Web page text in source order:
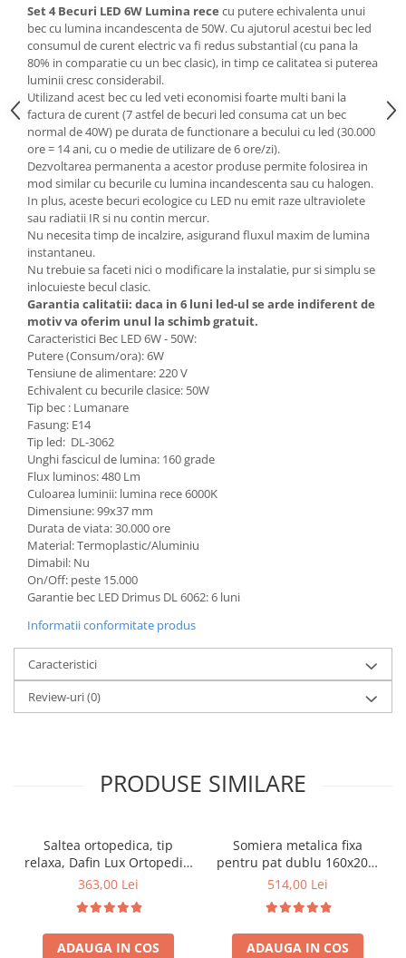
Mese gradinita
Scaune gradinita
Set mese si scaune gradinita
Mobilier copii
Mobila camera copii
Scaune birou pentru copii
Saltele patuturi copii
Paturi copii
Masa si scaune gradinita
Seturi comode living si dormitor
Set 4 Becuri LED 6W Lumina rece cu putere echivalenta unui
bec cu lumina incandescenta de 50W. Cu ajutorul acestui bec led
consumul de curent electric va fi redus substantial (cu pana la
80% in comparatie cu un bec clasic), in timp ce calitatea si puterea
luminii cresc considerabil.
Utilizand acest bec cu led veti economisi foarte multi bani la
factura de curent (7 astfel de becuri led consuma cat un bec
normal de 40W) pe durata de functionare a becului cu led (30.000
ore = 14 ani, cu o medie de utilizare de 6 ore/zi).
Dezvoltarea permanenta a acestor produse permite folosirea in
mod similar cu becurile cu lumina incandescenta sau cu halogen.
In plus, aceste becuri ecologice cu LED nu emit raze ultraviolete
sau radiatii IR si nu contin mercur.
Nu necesita timp de incalzire, asigurand fluxul maxim de lumina
instantaneu.
Nu trebuie sa faceti nici o modificare la instalatie, pur si simplu se
inlocuieste becul clasic.
Garantia calitatii: daca in 6 luni led-ul se arde indiferent de
motiv va oferim unul la schimb gratuit.
Caracteristici Bec LED 6W - 50W:
Putere (Consum/ora): 6W
Tensiune de alimentare: 220 V
Echivalent cu becurile clasice: 50W
Tip bec : Lumanare
Fasung: E14
Tip led: DL-3062
Unghi fascicul de lumina: 160 grade
Flux luminos: 480 Lm
Culoarea luminii: lumina rece 6000K
Dimensiune: 99x37 mm
Durata de viata: 30.000 ore
Material: Termoplastic/Aluminiu
Dimabil: Nu
On/Off: peste 15.000
Garantie bec LED Drimus DL 6062: 6 luni
Informatii conformitate produs
Caracteristici
Review-uri(0)
PRODUSE SIMILARE
Saltea ortopedica, tip
relaxa, Dafin Lux Ortopedic,
90x200x21cm, fermitate
tip Bonell, fata vara-iarna,
sistem de aerisire cu
butoni, Salt Confort
363,00 Lei
ADAUGA IN COS
Somiera metalica fixa
pentru pat dublu 160x200,
6 picioare, 32 lamele lemn
saltea ferm, negru
514,00 Lei
ADAUGA IN COS